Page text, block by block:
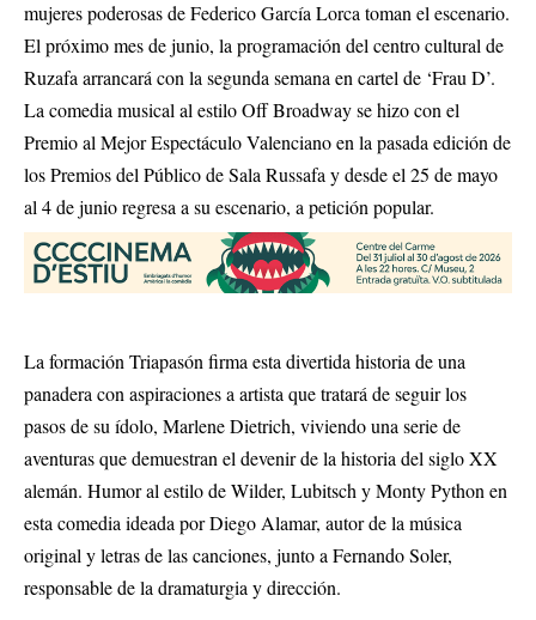
mujeres poderosas de Federico García Lorca toman el escenario.
El próximo mes de junio, la programación del centro cultural de
Ruzafa arrancará con la segunda semana en cartel de ‘Frau D’.
La comedia musical al estilo Off Broadway se hizo con el
Premio al Mejor Espectáculo Valenciano en la pasada edición de
los Premios del Público de Sala Russafa y desde el 25 de mayo
al 4 de junio regresa a su escenario, a petición popular.
La formación Triapasón firma esta divertida historia de una
panadera con aspiraciones a artista que tratará de seguir los
pasos de su ídolo, Marlene Dietrich, viviendo una serie de
aventuras que demuestran el devenir de la historia del siglo XX
alemán. Humor al estilo de Wilder, Lubitsch y Monty Python en
esta comedia ideada por Diego Alamar, autor de la música
original y letras de las canciones, junto a Fernando Soler,
responsable de la dramaturgia y dirección.